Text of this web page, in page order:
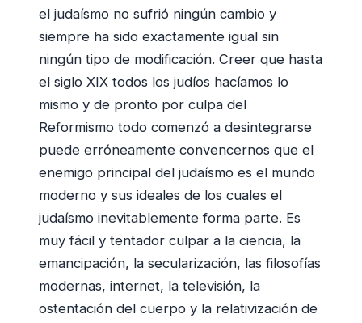
el judaísmo no sufrió ningún cambio y
siempre ha sido exactamente igual sin
ningún tipo de modificación. Creer que hasta
el siglo XIX todos los judíos hacíamos lo
mismo y de pronto por culpa del
Reformismo todo comenzó a desintegrarse
puede erróneamente convencernos que el
enemigo principal del judaísmo es el mundo
moderno y sus ideales de los cuales el
judaísmo inevitablemente forma parte. Es
muy fácil y tentador culpar a la ciencia, la
emancipación, la secularización, las filosofías
modernas, internet, la televisión, la
ostentación del cuerpo y la relativización de